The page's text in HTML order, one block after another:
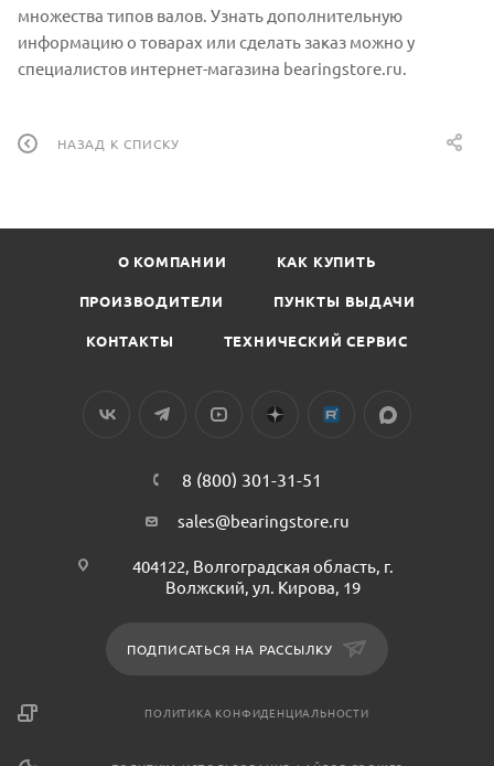
множества типов валов. Узнать дополнительную
информацию о товарах или сделать заказ можно у
специалистов интернет-магазина bearingstore.ru.
НАЗАД К СПИСКУ
О КОМПАНИИ КАК КУПИТЬ
ПРОИЗВОДИТЕЛИ ПУНКТЫ ВЫДАЧИ
КОНТАКТЫ ТЕХНИЧЕСКИЙ СЕРВИС
8 (800) 301-31-51
sales@bearingstore.ru
404122, Волгоградская область, г.
Волжский, ул. Кирова, 19
ПОДПИСАТЬСЯ НА РАССЫЛКУ
ПОЛИТИКА КОНФИДЕНЦИАЛЬНОСТИ